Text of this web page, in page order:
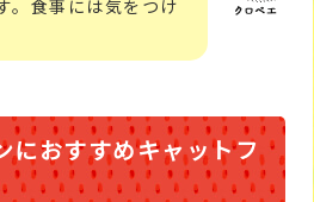
。食事には気をつけ
におすすめキャットフ